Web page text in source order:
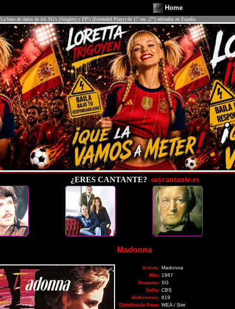
Home
La base de datos de los SG's (Singles) y EP's (Extended Plays) de 17 cm. (7") editados en España.
¿ERES CANTANTE? soycantante.es
Madonna
Artista: Madonna
Año: 1987
Formato: SG
Sello: CBS
Referencia: 819
Distribuido Para: WEA / Sire